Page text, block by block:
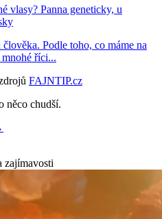
vlasy? Panna geneticky, u
Podle toho, co máme na
mnohé říci...
FAJNTIP.cz
něco chudší.
zajímavosti